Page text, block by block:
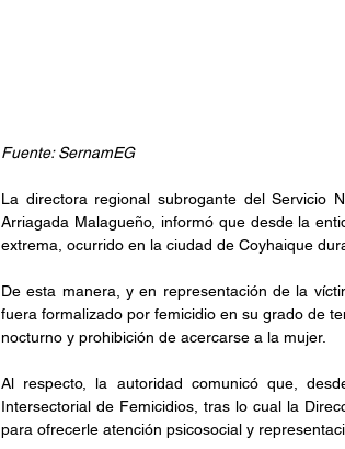
Fuente: SernamEG
La directora regional subrogante del Servicio
Arriagada Malagueño, informó que desde la
extrema, ocurrido en la ciudad de Coyhaique
De esta manera, y en representación de la
fuera formalizado por femicidio en su grado de
nocturno y prohibición de acercarse a la mujer.
Al respecto, la autoridad comunicó que,
Intersectorial de Femicidios, tras lo cual la
para ofrecerle atención psicosocial y